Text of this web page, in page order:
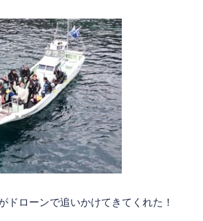
ドローンで追いかけてきてくれた！